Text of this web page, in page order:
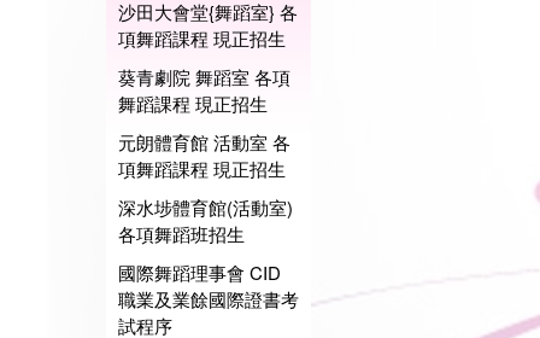
沙田大會堂{舞蹈室} 各
項舞蹈課程 現正招生
葵青劇院 舞蹈室 各項
舞蹈課程 現正招生
元朗體育館 活動室 各
項舞蹈課程 現正招生
深水埗體育館(活動室)
各項舞蹈班招生
國際舞蹈理事會 CID
職業及業餘國際證書考
試程序